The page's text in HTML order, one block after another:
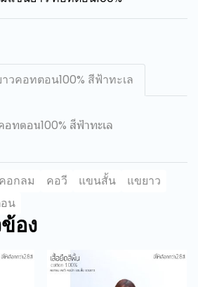
วคอทตอน100% สีฟ้าทะเล
ทตอน100% สีฟ้าทะเล
คอกลม คอวี แขนสั้น
แขยาว
น
อง